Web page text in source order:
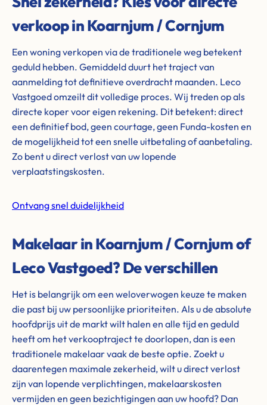
verkoop in Koarnjum / Cornjum
Een woning verkopen via de traditionele weg betekent
geduld hebben. Gemiddeld duurt het traject van
aanmelding tot definitieve overdracht maanden. Leco
Vastgoed omzeilt dit volledige proces. Wij treden op als
directe koper voor eigen rekening. Dit betekent: direct
een definitief bod, geen courtage, geen Funda-kosten en
de mogelijkheid tot een snelle uitbetaling of aanbetaling.
Zo bent u direct verlost van uw lopende
verplaatstingskosten.
Ontvang snel duidelijkheid
Makelaar in Koarnjum / Cornjum of
Leco Vastgoed? De verschillen
Het is belangrijk om een weloverwogen keuze te maken
die past bij uw persoonlijke prioriteiten. Als u de absolute
hoofdprijs uit de markt wilt halen en alle tijd en geduld
heeft om het verkooptraject te doorlopen, dan is een
traditionele makelaar vaak de beste optie. Zoekt u
daarentegen maximale zekerheid, wilt u direct verlost
zijn van lopende verplichtingen, makelaarskosten
vermijden en geen bezichtigingen aan uw hoofd? Dan